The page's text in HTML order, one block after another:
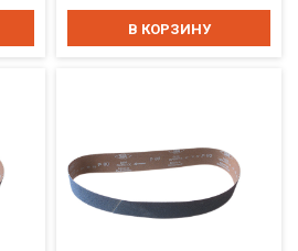
В КОРЗИНУ